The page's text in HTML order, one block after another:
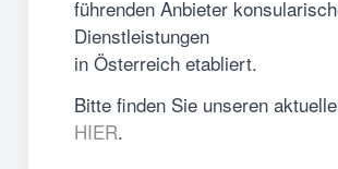
führenden Anbieter
Dienstleistungen
in Österreich etabliert.
Bitte finden Sie unseren
HIER.